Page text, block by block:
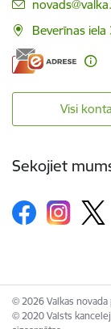
E-pasts:
Beverīnas iela
Visi
Sekojiet
© 2026 Valkas
© 2020 Valsts